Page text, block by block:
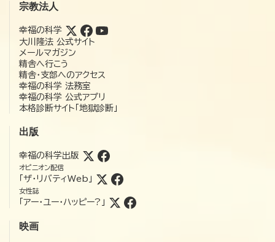
宗教法人
幸福の科学
大川隆法 公式サイト
メールマガジン
精舎へ行こう
精舎・支部へのアクセス
幸福の科学 法務室
幸福の科学 公式アプリ
本格診断サイト「地獄診断」
出版
幸福の科学出版
オピニオン配信
「ザ・リバティWeb」
女性誌
「アー・ユー・ハッピー?」
映画